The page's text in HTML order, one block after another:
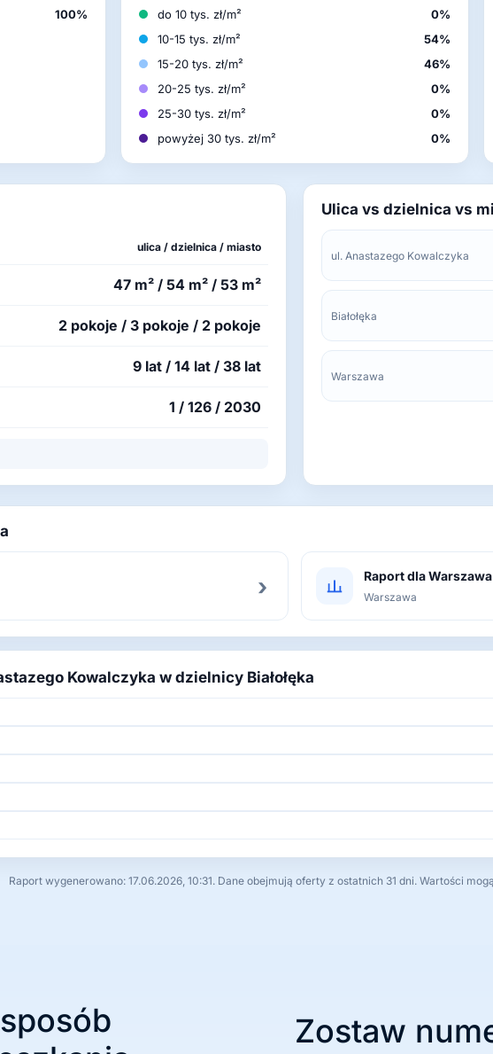
100% do 10 tys. zł/m²
0%
10-15 tys. zł/m²
54%
15-20 tys. zł/m²
46%
20-25 tys. zł/m²
0%
25-30 tys. zł/m²
0%
powyżej 30 tys. zł/m²
0%
ulica / dzielnica / miasto
47 m² / 54 m² / 53 m²
2 pokoje / 3 pokoje / 2 pokoje
9 lat / 14 lat / 38 lat
1 / 126 / 2030
Ulica vs dzielnica vs
ul. Anastazego Kowalczyka
Białołęka
Warszawa
› Raport dla Warszawa
Warszawa
Kowalczyka w dzielnicy Białołęka
Raport wygenerowano: 17.06.2026, 10:31. Dane obejmują oferty z ostatnich 31 dni. Wartości
Zostaw